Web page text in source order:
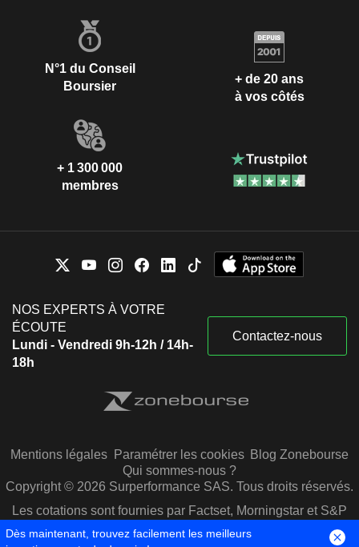
N°1 du Conseil
Boursier
+ de 20 ans
à vos côtés
+ 1 300 000
membres
NOS EXPERTS À VOTRE
ÉCOUTE
Lundi - Vendredi 9h-12h / 14h-
18h
Contactez-nous
Mentions légales Paramétrer les cookies Blog Zonebourse
Qui sommes-nous ?
Copyright © 2026 Surperformance SAS. Tous droits réservés.
Les cotations sont fournies par Factset, Morningstar et S&P
Capital IQ
Dès maintenant, trouvez facilement les meilleurs